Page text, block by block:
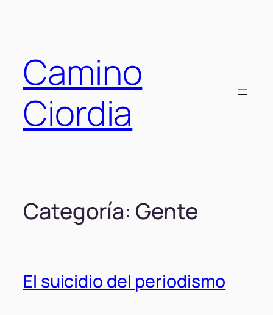
Camino
Ciordia
Categoría: Gente
El suicidio del periodismo